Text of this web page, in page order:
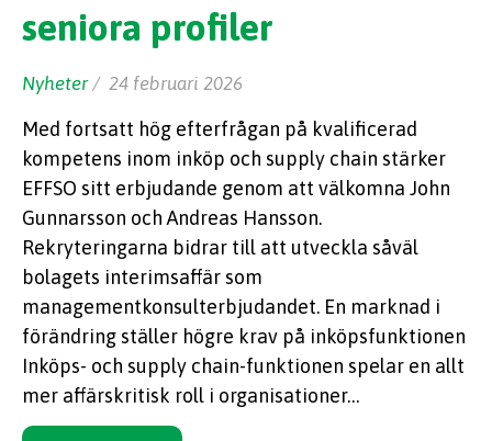
seniora profiler
Nyheter / 24 februari 2026
Med fortsatt hög efterfrågan på kvalificerad
kompetens inom inköp och supply chain stärker
EFFSO sitt erbjudande genom att välkomna John
Gunnarsson och Andreas Hansson.
Rekryteringarna bidrar till att utveckla såväl
bolagets interimsaffär som
managementkonsulterbjudandet. En marknad i
förändring ställer högre krav på inköpsfunktionen
Inköps- och supply chain-funktionen spelar en allt
mer affärskritisk roll i organisationer…